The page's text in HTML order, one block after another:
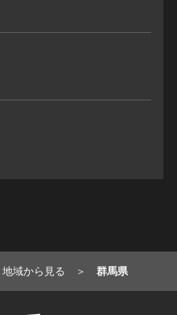
地域から見る 群馬県